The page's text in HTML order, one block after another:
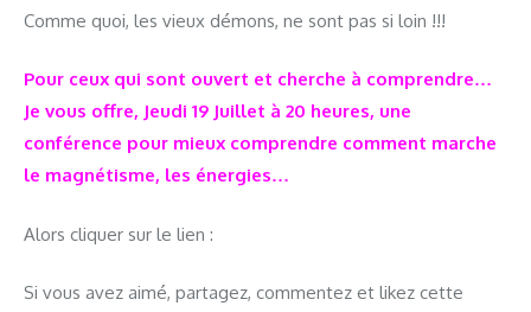
Comme quoi, les vieux démons, ne sont pas si loin !!!
Pour ceux qui sont ouvert et cherche à comprendre…
Je vous offre, Jeudi 19 Juillet à 20 heures, une
conférence pour mieux comprendre comment marche
le magnétisme, les énergies…
Alors cliquer sur le lien :
Si vous avez aimé, partagez, commentez et likez cette